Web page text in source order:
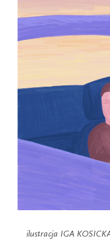
ilustracja IGA